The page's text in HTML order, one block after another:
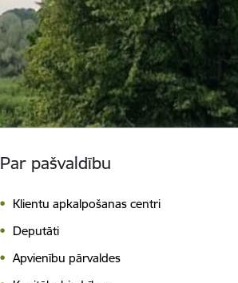
Par pašvaldību
Klientu apkalpošanas centri
Deputāti
Apvienību pārvaldes